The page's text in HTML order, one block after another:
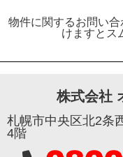
物件に関するお問い
けますとス
株式会社
札幌市中央区北2条
4階